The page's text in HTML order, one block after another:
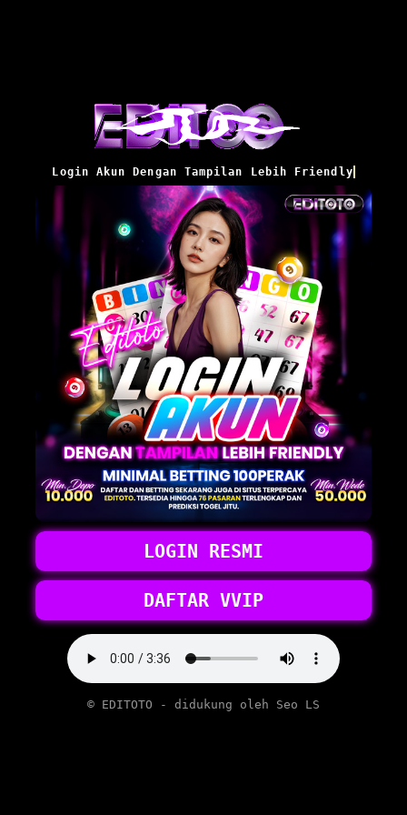
Login Akun Dengan Tampilan Lebih Friendly
LOGIN RESMI
DAFTAR VVIP
© EDITOTO - didukung oleh Seo LS